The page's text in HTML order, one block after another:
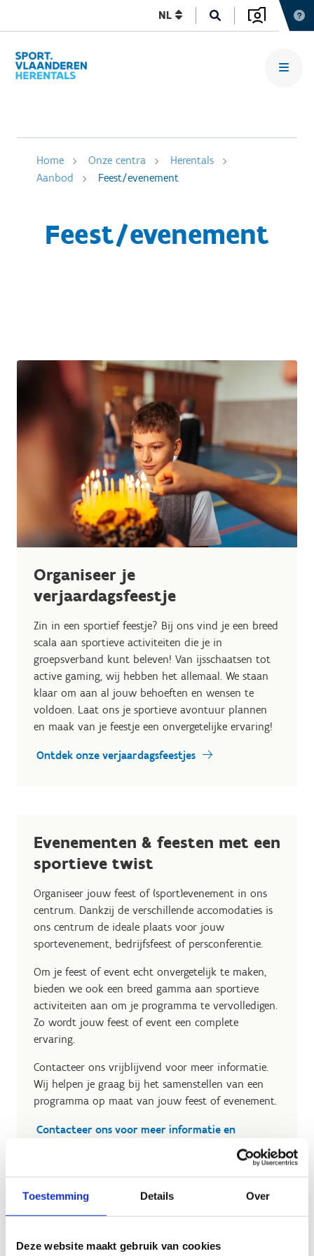
Toestemming Details Over
Deze website maakt gebruik van cookies
NL
Home Onze centra
Herentals
Aanbod
Feest/evenement
Feest/evenement
Organiseer je
verjaardagsfeestje
Zin in een sportief feestje? Bij ons vind je een breed
scala aan sportieve activiteiten die je in
groepsverband kunt beleven! Van ijsschaatsen tot
active gaming, wij hebben het allemaal. We staan
klaar om aan al jouw behoeften en wensen te
voldoen. Laat ons je sportieve avontuur plannen
en maak van je feestje een onvergetelijke ervaring!
Ontdek onze verjaardagsfeestjes
Evenementen & feesten met een
sportieve twist
Organiseer jouw feest of (sport)evenement in ons
centrum. Dankzij de verschillende accomodaties is
ons centrum de ideale plaats voor jouw
sportevenement, bedrijfsfeest of persconferentie.
Om je feest of event echt onvergetelijk te maken,
bieden we ook een breed gamma aan sportieve
activiteiten aan om je programma te vervolledigen.
Zo wordt jouw feest of event een complete
ervaring.
Contacteer ons vrijblijvend voor meer informatie.
Wij helpen je graag bij het samenstellen van een
programma op maat van jouw feest of evenement.
Contacteer ons voor meer informatie en